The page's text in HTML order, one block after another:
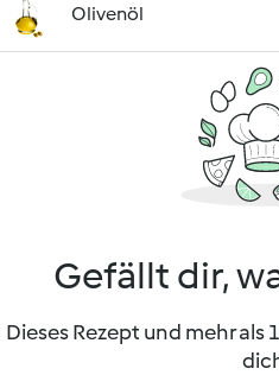
Olivenöl
Gefällt dir,
Dieses Rezept und mehr